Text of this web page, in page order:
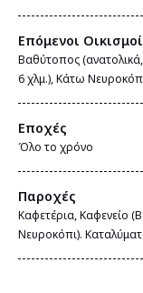
Επόμενοι Οικισμοί
Βαθύτοπος
6 χλμ.), Κάτω
Εποχές
Όλο το χρόνο
Παροχές
Καφετέρια, Kαφενείο
Νευροκόπι).